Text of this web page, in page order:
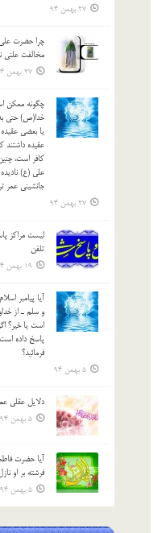
27 بهمن 94
چرا حضرت علي
مخالفت علني
27 بهمن 94
چگونه ممكن
خدا(ص) حتی
یا بعضي
عقيده داشتند
كافر است،
علي (ع) ناديده
جانشيني عمر
27 بهمن 94
لیست مراکز
تلفن
19 بهمن 94
آيا پيامبر
و سلم ـ از
است يا خير؟
پاسخ داده
فرمائيد؟
5 بهمن 94
دلايل عقلي
5 بهمن 94
آيا حضرت
فرشته بر او
5 بهمن 94